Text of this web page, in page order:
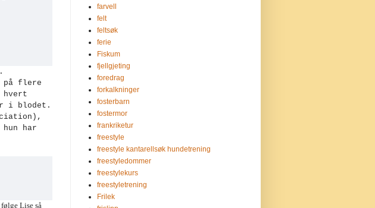
på flere
hvert
i blodet.
har
Lise så
farvell
felt
feltsøk
ferie
Fiskum
fjellgjeting
foredrag
forkalkninger
fosterbarn
fostermor
frankriketur
freestyle
freestyle kantarellsøk hundetrening
freestyledommer
freestylekurs
freestyletrening
Frilek